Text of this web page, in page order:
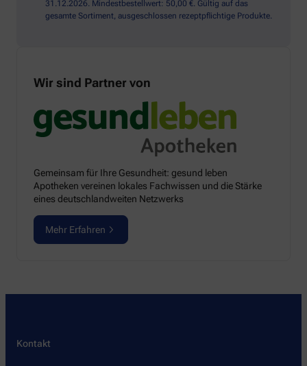
31.12.2026. Mindestbestellwert: 50,00 €. Gültig auf das
gesamte Sortiment, ausgeschlossen rezeptpflichtige Produkte.
Wir sind Partner von
Gemeinsam für Ihre Gesundheit: gesund leben
Apotheken vereinen lokales Fachwissen und die Stärke
eines deutschlandweiten Netzwerks
Mehr Erfahren
Kontakt